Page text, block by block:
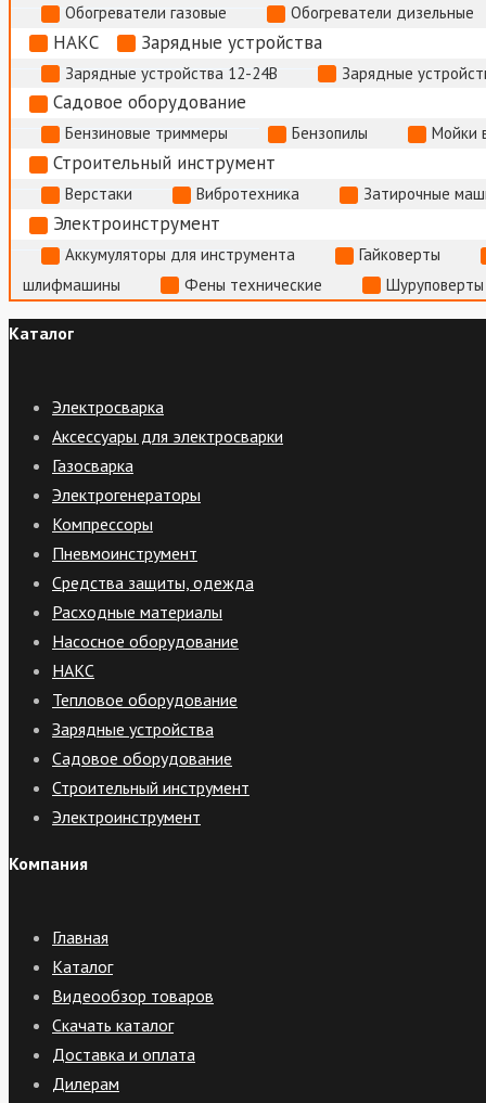
Обогреватели газовые Обогреватели дизельные
НАКС Зарядные устройства
Зарядные устройства 12-24В Зарядные
Садовое оборудование
Бензиновые триммеры Бензопилы Мойки
Строительный инструмент
Верстаки Вибротехника Затирочные
Электроинструмент
Аккумуляторы для инструмента
Гайковерты
шлифмашины
Фены технические
Каталог
Электросварка
Аксессуары для электросварки
Газосварка
Электрогенераторы
Компрессоры
Пневмоинструмент
Средства защиты, одежда
Расходные материалы
Насосное оборудование
НАКС
Тепловое оборудование
Зарядные устройства
Садовое оборудование
Строительный инструмент
Электроинструмент
Компания
Главная
Каталог
Видеообзор товаров
Скачать каталог
Доставка и оплата
Дилерам